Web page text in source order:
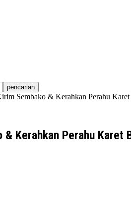
Sembako & Kerahkan Perahu
Kerahkan Perahu Karet